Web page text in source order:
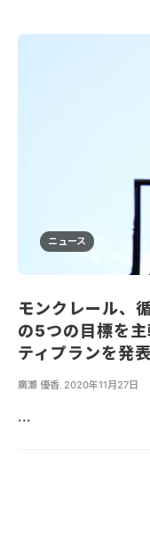
ニュース
モンクレール、
の5つの目標を
ティプランを発表
廣瀬 優香 2020年11月27日
...